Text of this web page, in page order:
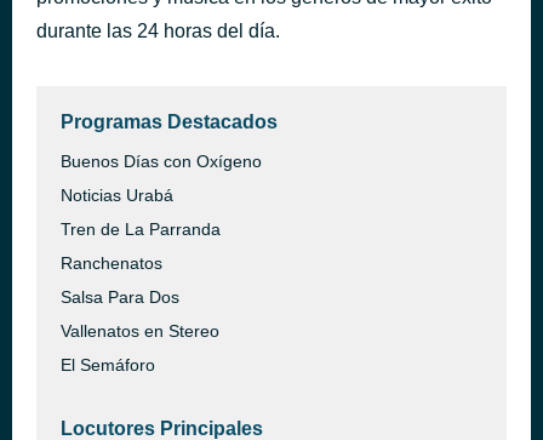
durante las 24 horas del día.
Programas Destacados
Buenos Días con Oxígeno
Noticias Urabá
Tren de La Parranda
Ranchenatos
Salsa Para Dos
Vallenatos en Stereo
El Semáforo
Locutores Principales